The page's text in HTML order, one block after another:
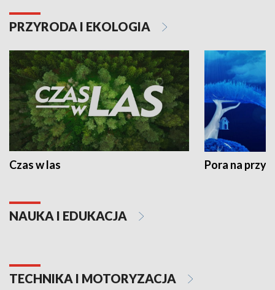
PRZYRODA I EKOLOGIA
Czas w las Pora na
NAUKA I EDUKACJA
TECHNIKA I MOTORYZACJA